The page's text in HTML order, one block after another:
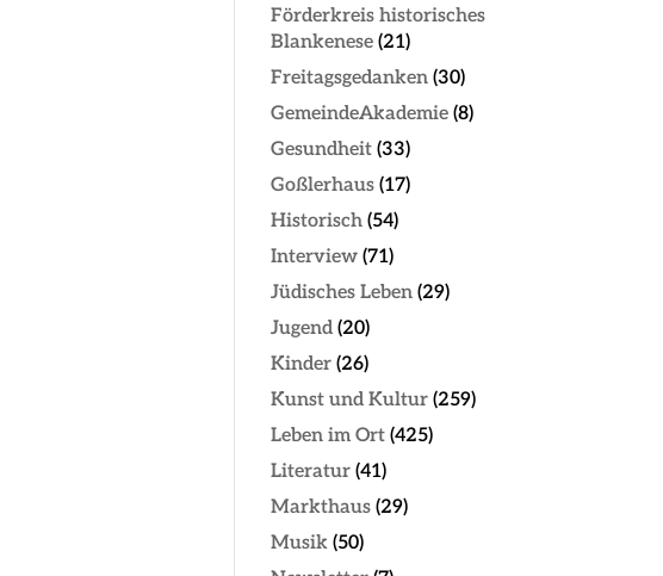
Förderkreis historisches
Blankenese (21)
Freitagsgedanken (30)
GemeindeAkademie (8)
Gesundheit (33)
Goßlerhaus (17)
Historisch (54)
Interview (71)
Jüdisches Leben (29)
Jugend (20)
Kinder (26)
Kunst und Kultur (259)
Leben im Ort (425)
Literatur (41)
Markthaus (29)
Musik (50)